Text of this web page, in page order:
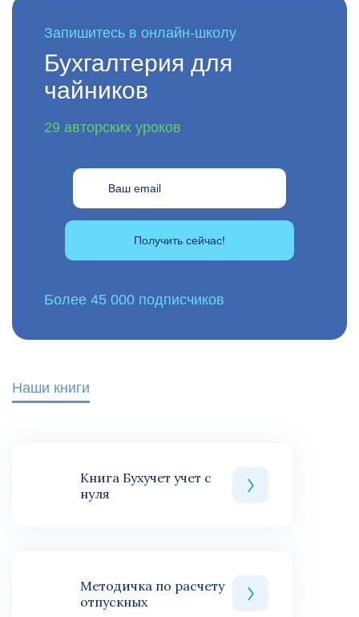
Запишитесь в онлайн-школу
Бухгалтерия для
чайников
29 авторских уроков
Получить сейчас!
Более 45 000 подписчиков
Наши книги
Книга Бухучет учет с
нуля
Методичка по расчету
отпускных